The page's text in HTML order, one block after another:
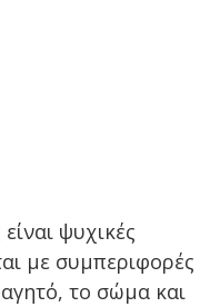
ψυχικές
με συμπεριφορές
το σώμα και